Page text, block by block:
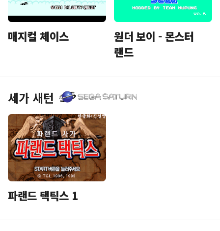
매지컬 체이스
원더 보이 - 몬스터
랜드
세가 새턴
파랜드 택틱스 1